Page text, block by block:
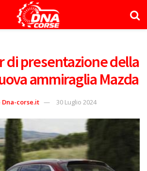
di presentazione della
ammiraglia Mazda
Dna-corse.it 30 Luglio 2024